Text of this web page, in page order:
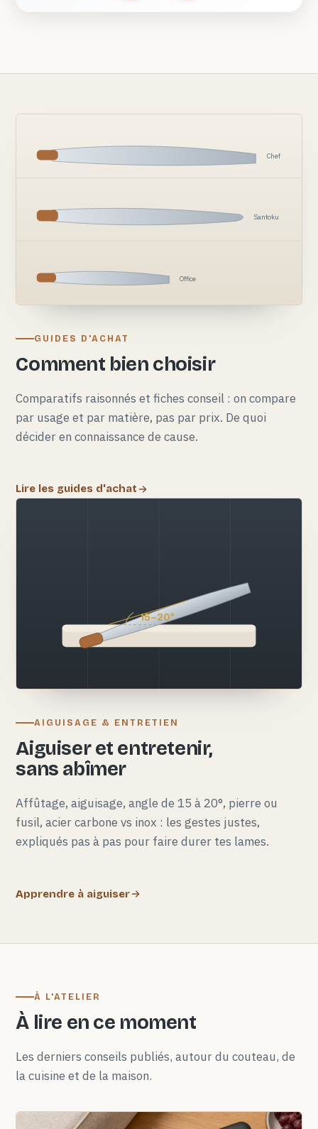
Chef
Santoku
Office
GUIDES D'ACHAT
Comment bien choisir
Comparatifs raisonnés et fiches conseil : on compare
par usage et par matière, pas par prix. De quoi
décider en connaissance de cause.
Lire les guides d'achat
15–20°
AIGUISAGE & ENTRETIEN
Aiguiser et entretenir,
sans abîmer
Affûtage, aiguisage, angle de 15 à 20°, pierre ou
fusil, acier carbone vs inox : les gestes justes,
expliqués pas à pas pour faire durer tes lames.
Apprendre à aiguiser
À L'ATELIER
À lire en ce moment
Les derniers conseils publiés, autour du couteau, de
la cuisine et de la maison.